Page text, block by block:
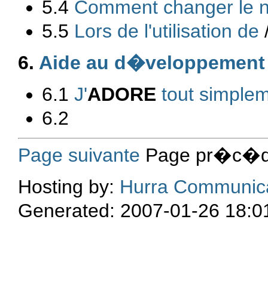
5.4 Comment changer le
5.5 Lors de l'utilisation de
6. Aide au
6.1 J'ADORE tout
6.2
Page suivante Page
Hosting by: Hurra
Generated: 2007-01-26